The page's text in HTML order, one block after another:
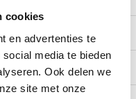
cookies
en advertenties te
media te bieden
Ook delen we
site met onze